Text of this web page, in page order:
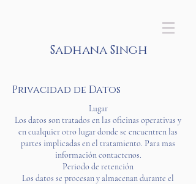
Sadhana Singh
Privacidad de Datos
Lugar
Los datos son tratados en las oficinas operativas y
en cualquier otro lugar donde se encuentren las
partes implicadas en el tratamiento. Para mas
información contactenos.
Periodo de retención
Los datos se procesan y almacenan durante el